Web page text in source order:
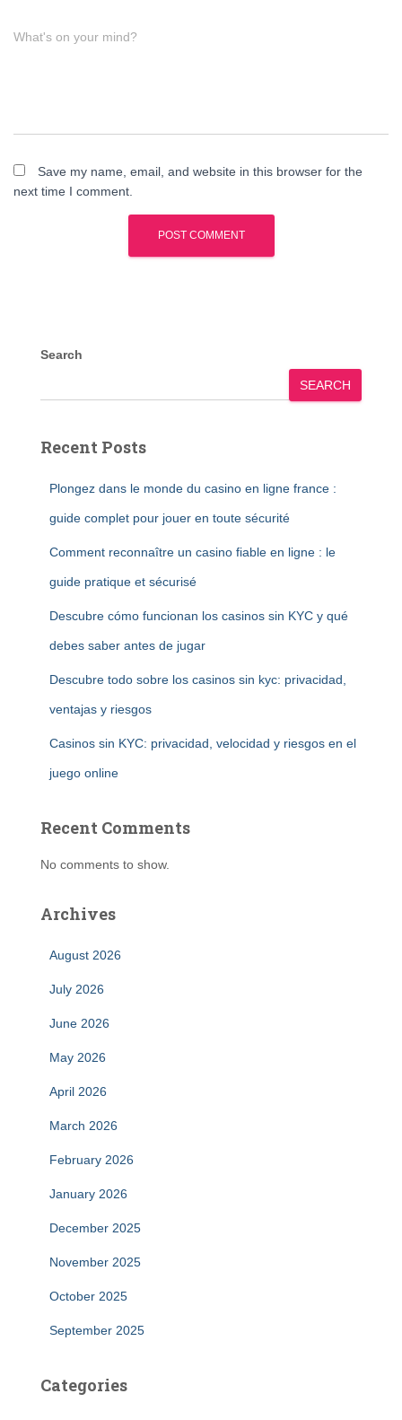
What's on your mind?
Save my name, email, and website in this browser for the
next time I comment.
Search
SEARCH
Recent Posts
Plongez dans le monde du casino en ligne france :
guide complet pour jouer en toute sécurité
Comment reconnaître un casino fiable en ligne : le
guide pratique et sécurisé
Descubre cómo funcionan los casinos sin KYC y qué
debes saber antes de jugar
Descubre todo sobre los casinos sin kyc: privacidad,
ventajas y riesgos
Casinos sin KYC: privacidad, velocidad y riesgos en el
juego online
Recent Comments
No comments to show.
Archives
August 2026
July 2026
June 2026
May 2026
April 2026
March 2026
February 2026
January 2026
December 2025
November 2025
October 2025
September 2025
Categories